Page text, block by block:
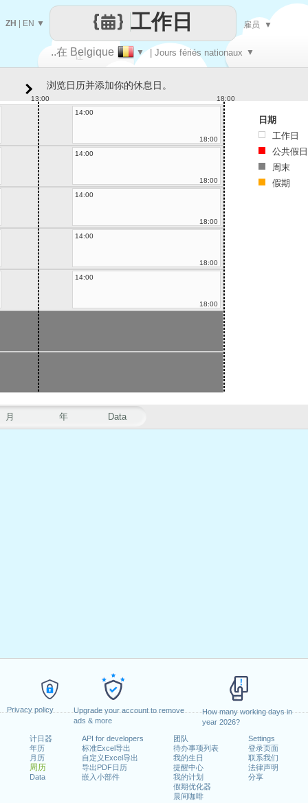
Privacy policy
Upgrade your account to remove
ads & more
How many working days in
year 2026?
计日器
年历
月历
周历
Data
API for developers
标准Excel导出
自定义Excel导出
导出PDF日历
嵌入小部件
团队
待办事项列表
我的生日
提醒中心
我的计划
假期优化器
晨间咖啡
Settings
登录页面
联系我们
法律声明
分享
让
每一天
..在 Belgique ▼ | Jours fériés nationaux ▼
工作日
ZH EN ▼ 雇员 ▼
月 年 Data
浏览日历并添加你的休息日。
13:00
18:00
14:00
18:00
14:00
18:00
14:00
18:00
14:00
18:00
14:00
18:00
日期
工作日
公共假日
周末
假期